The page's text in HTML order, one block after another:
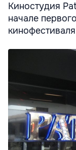
Киностудия
начале